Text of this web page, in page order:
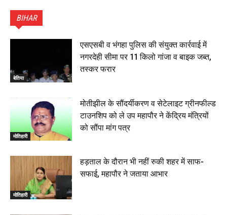
का भव्य पथ संचलन, 5 July 2026
बेतिया : मझौलिया में 1.24 क्विंटल गांजा के साथ बोलेरो ज़ब्त, दो
तस्कर गिरफ्तार, 4 July 2026
00:39
रक्सौल : सुरक्षा जॉंच को सोना-चांदी दुकानों का एसडीपीओ और
थानाध्यक्ष ने किया निरीक्षण, 19 June 2026
00:58
बेतिया में सगे भाई ने मां के साथ मिलकर की भाई की हत्या, शव
जलाया, दोनों गिरफ्तार, 14 June 2026
00:12
मोतिहारी। NDA सरकार, 12 साल विश्वास के, मीडिया संवाद में
सांसद रधामोहन सिंह, 13 June 2026
02:19
BIHAR
बेतिया
एसएसबी व भंगहा पुलिस की संयुक्त कार्रवाई में
नगरदेही सीमा पर 11 किलो गांजा व बाइक जब्त,
तस्कर फरार
मोतिहारी
मोतीझील के सौंदर्यीकरण व सेटेलाइट ग्रीनफील्ड
टाउनशिप को ले उप महापौर ने केंद्रिय मंत्रियों
को सौंपा मांग पत्र
मोतिहारी
हड़ताल के दौरान भी नहीं रुकी शहर में साफ-
सफाई, महापौर ने जताया आभार